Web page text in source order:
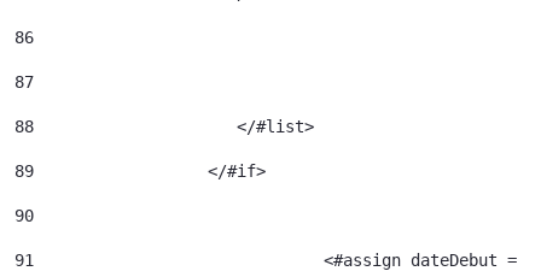
86
87
88
		       </#list>
89
		    </#if>
90
91
<#assign dateDebut